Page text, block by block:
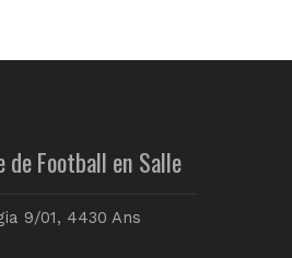
de Football en Salle
9/01, 4430 Ans